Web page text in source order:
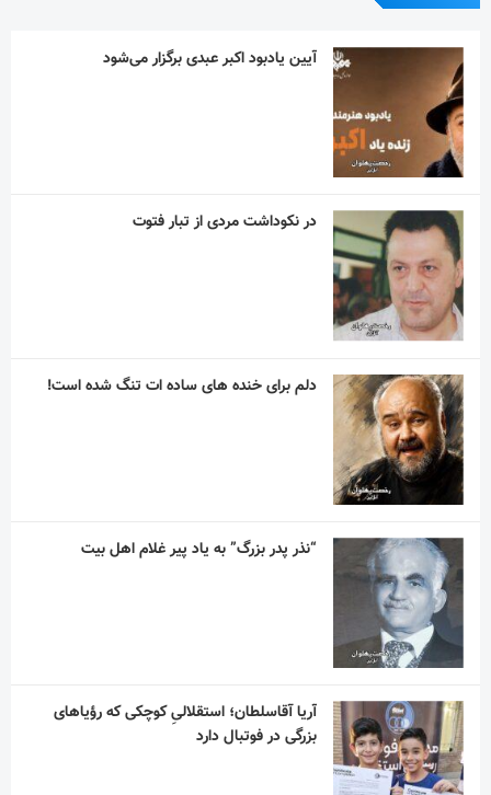
آیین یادبود اکبر عبدی برگزار می‌شود
در نکوداشت مردی از تبار فتوت
دلم برای خنده های ساده ات تنگ شده است!
“نذر پدر بزرگ” به یاد پیر غلام اهل بیت
آریا آقاسلطان؛ استقلالیِ کوچکی که رؤیاهای
بزرگی در فوتبال دارد